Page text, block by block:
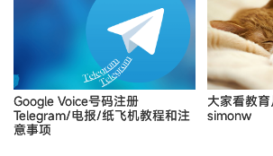
Google Voice号码注册
Telegram/电报/纸飞机教程和注
意事项
大家看教
simonw